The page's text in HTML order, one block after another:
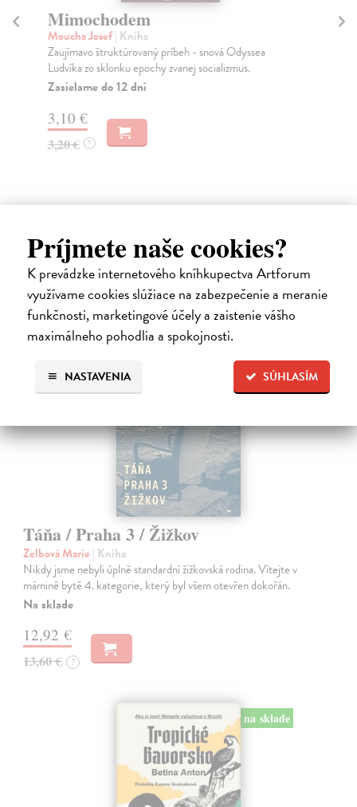
Príjmete naše cookies?
K prevádzke internetového kníhkupectva Artforum
využívame cookies slúžiace na zabezpečenie a meranie
funkčnosti, marketingové účely a zaistenie vášho
maximálneho pohodlia a spokojnosti.
SÚHLASÍM
NASTAVENIA
Mimochodem
Moucha Josef| Kniha
Zaujímavo štruktúrovaný príbeh - snová Odyssea
Ludvíka zo sklonku epochy zvanej socializmus.
Zasielame do 12 dní
3,10 €
3,20 € ?
Ďalšie z kategórie životopisy a
memoáre
Táňa / Praha 3 / Žižkov
Zelbová Marie | Kniha
Nikdy jsme nebyli úplně standardní žižkovská rodina. Vítejte v
mámině bytě 4. kategorie, který byl všem otevřen dokořán.
Na sklade
12,92 €
13,60 € ?
na sklade